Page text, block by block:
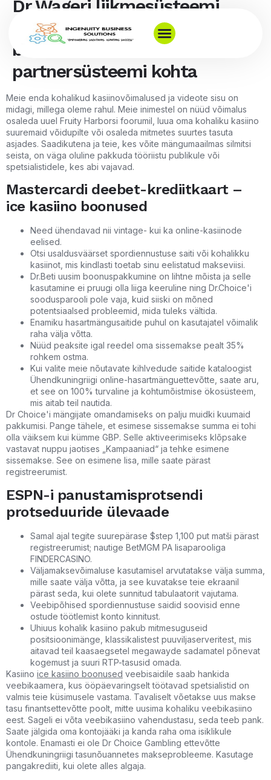
Dr Wageri liikmesüsteemi
ülevaade 2024. ice kasiino
boonused aasta iWhale'i
partnersüsteemi kohta
Meie enda kohalikud kasiinovõimalused ja videote sisu on
midagi, millega oleme rahul. Meie inimestel on nüüd võimalus
osaleda uuel Fruity Harborsi foorumil, luua oma kohaliku kasiino
suuremaid võidupilte või osaleda mitmetes suurtes tasuta
asjades. Saadikutena ja teie, kes võite mängumaailmas silmitsi
seista, on väga oluline pakkuda tööriistu publikule või
spetsialistidele, kes abi vajavad.
Mastercardi deebet-krediitkaart –
ice kasiino boonused
Need ühendavad nii vintage- kui ka online-kasiinode
eelised.
Otsi usaldusväärset spordiennustuse saiti või kohalikku
kasiinot, mis kindlasti toetab sinu eelistatud makseviisi.
Dr.Beti uusim boonuspakkumine on lihtne mõista ja selle
kasutamine ei pruugi olla liiga keeruline ning Dr.Choice'i
soodusparooli pole vaja, kuid siiski on mõned
potentsiaalsed probleemid, mida tuleks vältida.
Enamiku hasartmängusaitide puhul on kasutajatel võimalik
raha välja võtta.
Nüüd peaksite igal reedel oma sissemakse pealt 35%
rohkem ostma.
Kui valite meie nõutavate kihlvedude saitide kataloogist
Ühendkuningriigi online-hasartmänguettevõtte, saate aru,
et see on 100% turvaline ja kohtumõistmise ökosüsteem,
mis aitab teil nautida.
Dr Choice'i mängijate omandamiseks on palju muidki kuumaid
pakkumisi. Pange tähele, et esimese sissemakse summa ei tohi
olla väiksem kui kümme GBP. Selle aktiveerimiseks klõpsake
vastavat nuppu jaotises „Kampaaniad“ ja tehke esimene
sissemakse. See on esimene lisa, mille saate pärast
registreerumist.
ESPN-i panustamisprotsendi
protseduuride ülevaade
Samal ajal tegite suurepärase $step 1,100 put matši pärast
registreerumist; nautige BetMGM PA lisaparooliga
FINDERCASINO.
Väljamaksevõimaluse kasutamisel arvutatakse välja summa,
mille saate välja võtta, ja see kuvatakse teie ekraanil
pärast seda, kui olete sunnitud tabulaatorit vajutama.
Veebipõhised spordiennustuse saidid soovisid enne
ostude töötlemist konto kinnitust.
Uhiuus kohalik kasiino pakub mitmesuguseid
positsioonimänge, klassikalistest puuviljaserveritest, mis
aitavad teil kaasaegsetel megawayde sadamatel põnevat
kogemust ja suuri RTP-tasusid omada.
Kasiino ice kasiino boonused veebisaidile saab hankida
veebikaamera, kus ööpäevaringselt töötavad spetsialistid on
valmis teie küsimusele vastama. Tavaliselt võetakse uus makse
tasu finantsettevõtte poolt, mitte uusima kohaliku veebikasiino
eest. Sageli ei võta veebikasiino vahendustasu, seda teeb pank.
Saate jälgida oma kontojääki ja kanda raha oma isiklikule
kontole. Enamasti ei ole Dr Choice Gambling ettevõtte
Ühendkuningriigi tasunõuannetes makseprobleeme. Kasutage
pangakrediiti, kui olete alles algaja.